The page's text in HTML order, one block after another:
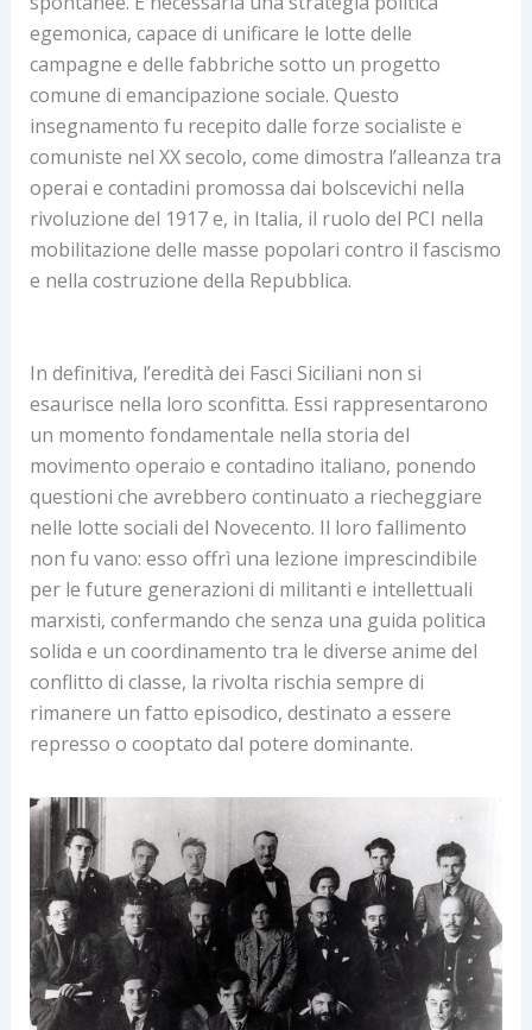
egemonica, capace di unificare le lotte delle
campagne e delle fabbriche sotto un progetto
comune di emancipazione sociale. Questo
insegnamento fu recepito dalle forze socialiste e
comuniste nel XX secolo, come dimostra l’alleanza tra
operai e contadini promossa dai bolscevichi nella
rivoluzione del 1917 e, in Italia, il ruolo del PCI nella
mobilitazione delle masse popolari contro il fascismo
e nella costruzione della Repubblica.
In definitiva, l’eredità dei Fasci Siciliani non si
esaurisce nella loro sconfitta. Essi rappresentarono
un momento fondamentale nella storia del
movimento operaio e contadino italiano, ponendo
questioni che avrebbero continuato a riecheggiare
nelle lotte sociali del Novecento. Il loro fallimento
non fu vano: esso offrì una lezione imprescindibile
per le future generazioni di militanti e intellettuali
marxisti, confermando che senza una guida politica
solida e un coordinamento tra le diverse anime del
conflitto di classe, la rivolta rischia sempre di
rimanere un fatto episodico, destinato a essere
represso o cooptato dal potere dominante.